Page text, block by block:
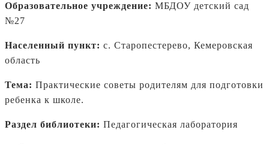
Образовательное учреждение: МБДОУ детский сад
№27
Населенный пункт: с. Старопестерево, Кемеровская
область
Тема: Практические советы родителям для подготовки
ребенка к школе.
Раздел библиотеки: Педагогическая лаборатория